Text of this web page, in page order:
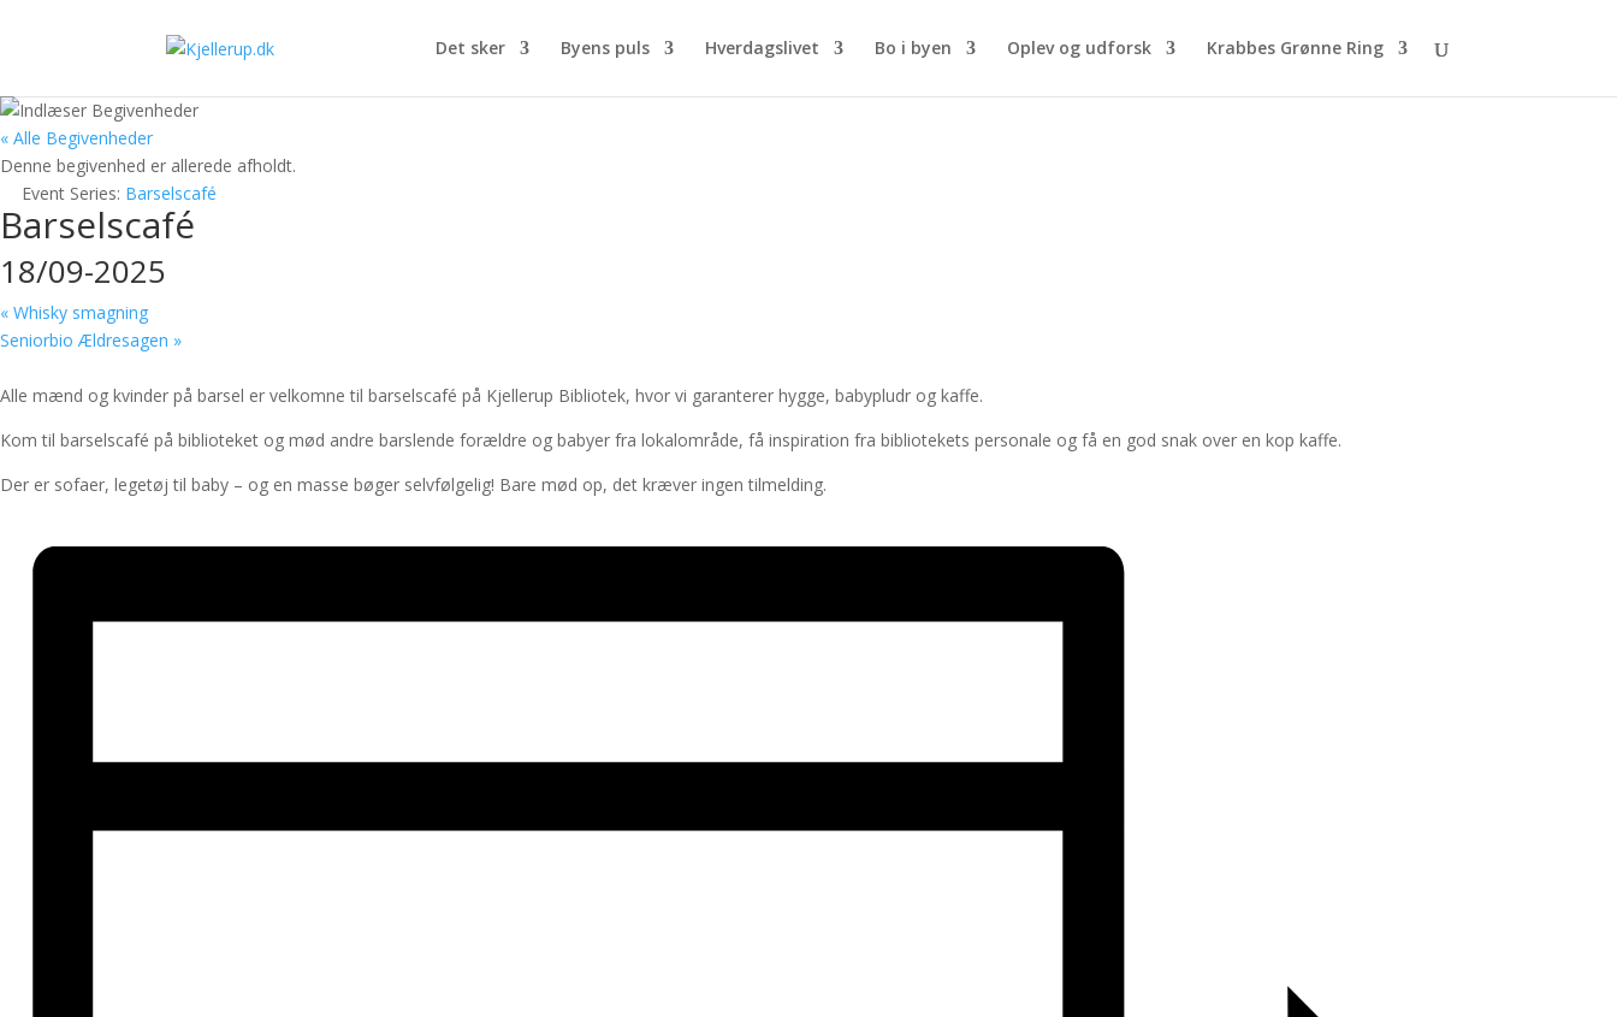
Det sker Byens puls Hverdagslivet Bo i byen Oplev og udforsk Krabbes Grønne Ring
« Alle Begivenheder
Denne begivenhed er allerede afholdt.
Event Series: Barselscafé
Barselscafé
18/09-2025
« Whisky smagning
Seniorbio Ældresagen »
Alle mænd og kvinder på barsel er velkomne til barselscafé på Kjellerup Bibliotek, hvor vi garanterer hygge, babypludr og kaffe.
Kom til barselscafé på biblioteket og mød andre barslende forældre og babyer fra lokalområde, få inspiration fra bibliotekets personale og få en god snak over en kop kaffe.
Der er sofaer, legetøj til baby – og en masse bøger selvfølgelig! Bare mød op, det kræver ingen tilmelding.